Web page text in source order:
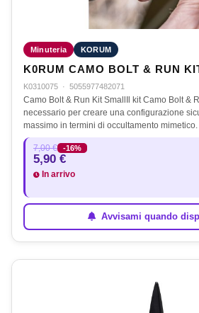
Minuteria KORUM
K0RUM CAMO BOLT & RUN
K0310075 · 5055977482071
Camo Bolt & Run Kit SmallIl kit Camo Bolt &
necessario per creare una configurazione
massimo in termini di occultamento mimetico.
7,00 € -16%
5,90 €
In arrivo
Avvisami quando